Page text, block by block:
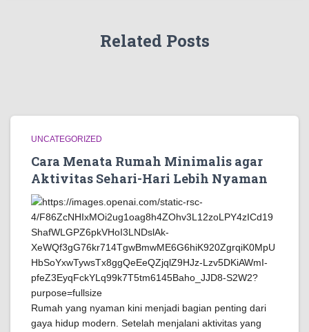
Related Posts
UNCATEGORIZED
Cara Menata Rumah Minimalis agar
Aktivitas Sehari-Hari Lebih Nyaman
Rumah yang nyaman kini menjadi bagian penting dari
gaya hidup modern. Setelah menjalani aktivitas yang